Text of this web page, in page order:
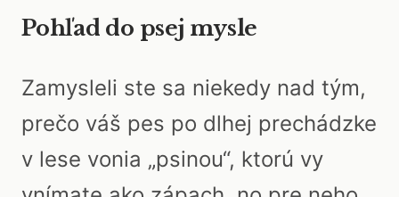
Pohľad do psej mysle
Zamysleli ste sa niekedy nad tým,
prečo váš pes po dlhej prechádzke
v lese vonia „psinou“, ktorú vy